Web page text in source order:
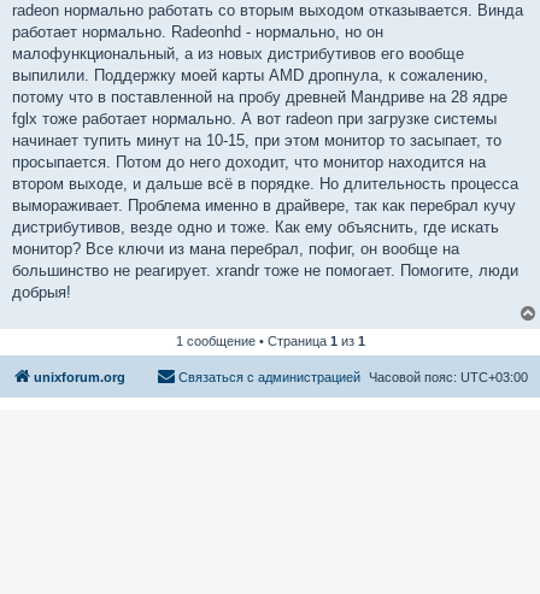
radeon нормально работать со вторым выходом отказывается. Винда
работает нормально. Radeonhd - нормально, но он
малофункциональный, а из новых дистрибутивов его вообще
выпилили. Поддержку моей карты AMD дропнула, к сожалению,
потому что в поставленной на пробу древней Мандриве на 28 ядре
fglx тоже работает нормально. А вот radeon при загрузке системы
начинает тупить минут на 10-15, при этом монитор то засыпает, то
просыпается. Потом до него доходит, что монитор находится на
втором выходе, и дальше всё в порядке. Но длительность процесса
вымораживает. Проблема именно в драйвере, так как перебрал кучу
дистрибутивов, везде одно и тоже. Как ему объяснить, где искать
монитор? Все ключи из мана перебрал, пофиг, он вообще на
большинство не реагирует. xrandr тоже не помогает. Помогите, люди
добрыя!
1 сообщение • Страница 1из 1
unixforum.org Часовой пояс: UTC+03:00
Связаться с администрацией